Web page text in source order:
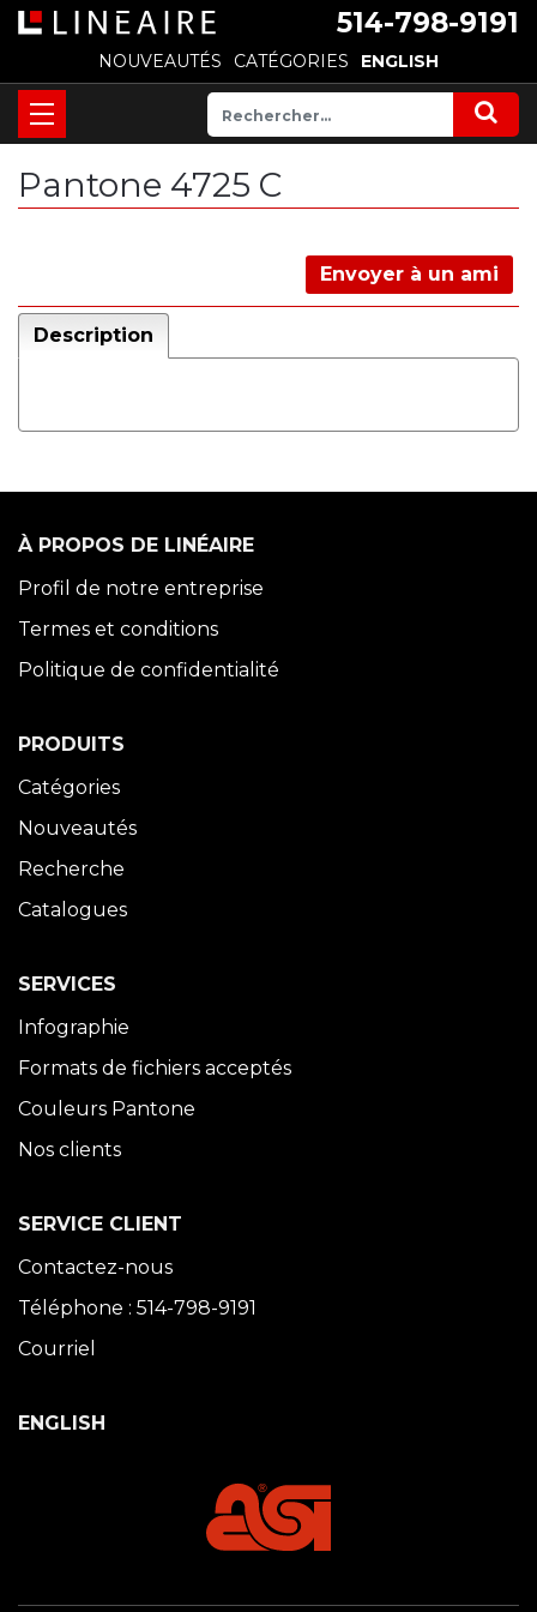
514-798-9191
NOUVEAUTÉS CATÉGORIES ENGLISH
Pantone 4725 C
Envoyer à un ami
Description
À PROPOS DE LINÉAIRE
Profil de notre entreprise
Termes et conditions
Politique de confidentialité
PRODUITS
Catégories
Nouveautés
Recherche
Catalogues
SERVICES
Infographie
Formats de fichiers acceptés
Couleurs Pantone
Nos clients
SERVICE CLIENT
Contactez-nous
Téléphone : 514-798-9191
Courriel
ENGLISH